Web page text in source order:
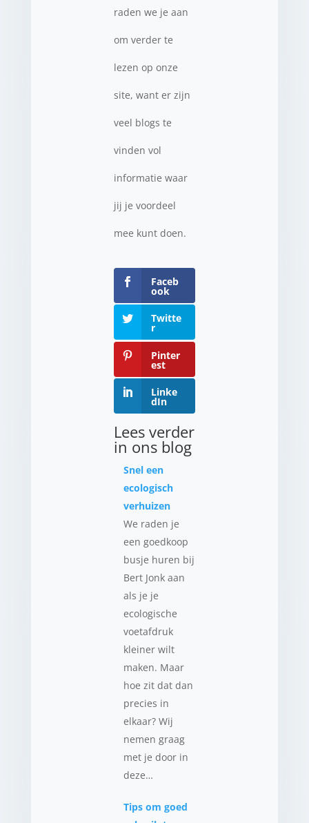
raden we je aan
om verder te
lezen op onze
site, want er zijn
veel blogs te
vinden vol
informatie waar
jij je voordeel
mee kunt doen.
Faceb
ook
Twitte
r
Pinter
est
Linke
dIn
Lees verder
in ons blog
Snel een
ecologisch
verhuizen
We raden je
een goedkoop
busje huren bij
Bert Jonk aan
als je je
ecologische
voetafdruk
kleiner wilt
maken. Maar
hoe zit dat dan
precies in
elkaar? Wij
nemen graag
met je door in
deze…
Tips om goed